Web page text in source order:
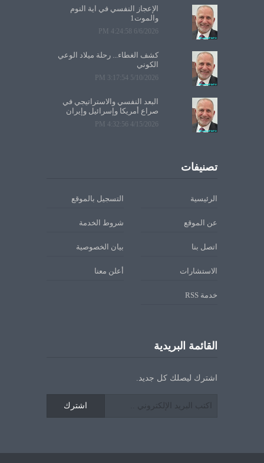
الإعجاز النفسي في آية النوم
والموت1
6/6/2026 4:24:58 PM
كشف الغطاء... رحلة ميلاد الوعي
الكوني
5/10/2026 3:17:54 PM
البعد النفسي والاستراتيجي في
صراع أمريكا وإسرائيل وإيران
4/15/2026 4:32:56 PM
تصنيفات
الرئيسية التسجيل بالموقع
عن الموقع شروط الخدمة
اتصل بنا بيان الخصوصية
الاستشارات أعلن معنا
خدمة RSS
القائمة البريدية
اشترك ليصلك كل جديد.
اشترك